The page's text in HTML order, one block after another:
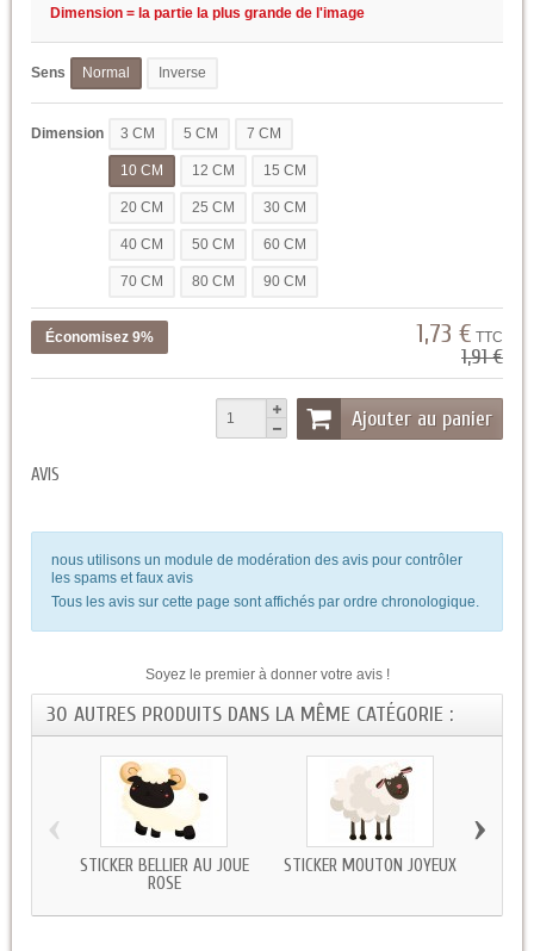
Dimension = la partie la plus grande de l'image
Sens Normal Inverse
Dimension 3 CM 5 CM 7 CM
10 CM 12 CM 15 CM
20 CM 25 CM 30 CM
40 CM 50 CM 60 CM
70 CM 80 CM 90 CM
Économisez 9% 1,73 € TTC
1,91 €
Ajouter au panier
AVIS
nous utilisons un module de modération des avis pour contrôler
les spams et faux avis
Tous les avis sur cette page sont affichés par ordre chronologique.
Soyez le premier à donner votre avis !
30 AUTRES PRODUITS DANS LA MÊME CATÉGORIE :
STICKER BELLIER AU JOUE
ROSE
STICKER MOUTON JOYEUX
‹ ›